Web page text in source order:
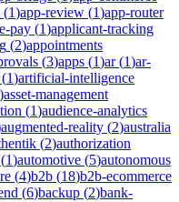
(1)app-review (1)app-router
pay (1)applicant-tracking
(2)appointments
(3)apps (1)ar(1)ar-
(1)artificial-intelligence
)asset-management
(1)audience-analytics
augmented-reality (2)australia
(2)authorization
(1)automotive (5)autonomous
(4)b2b (18)b2b-ecommerce
(6)backup (2)bank-